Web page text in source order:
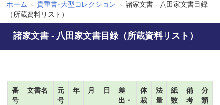
パ
ン
く
ホーム 貴重書･大型コレクション
諸家文書 - 八田家文書目録
（所蔵資料リスト）
諸家文書 - 八田家文書目録（所蔵資料リスト）
番
号
文書名
元
号
年 月 日
差
出・
体
裁
法
量
紙
数
備
考
分
類